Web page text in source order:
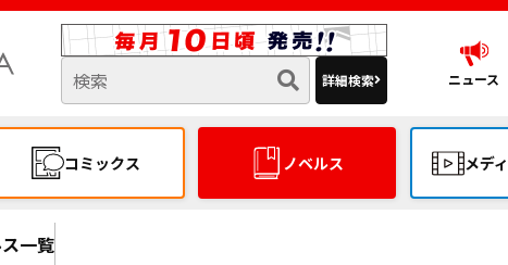
詳細検索 ニュース
コミックス ノベルス メデ
一覧